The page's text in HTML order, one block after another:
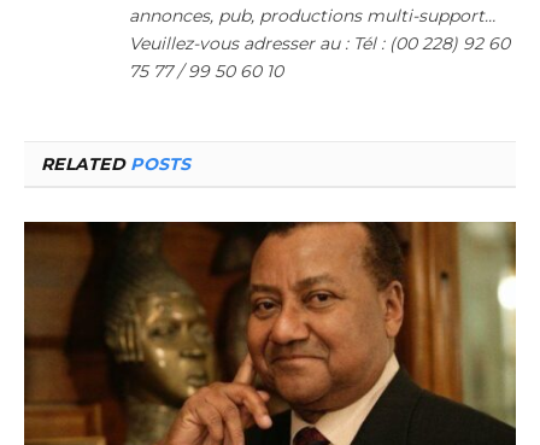
annonces, pub, productions multi-support…
Veuillez-vous adresser au : Tél : (00 228) 92 60
75 77 / 99 50 60 10
RELATED POSTS